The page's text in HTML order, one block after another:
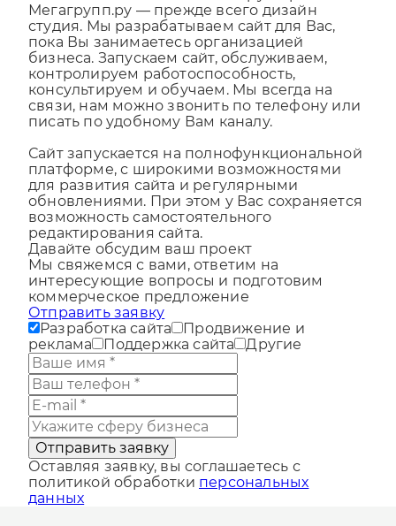
Чем вы отличаетесь от конструкторов?
Мегагрупп.ру — прежде всего дизайн
студия. Мы разрабатываем сайт для Вас,
пока Вы занимаетесь организацией
бизнеса. Запускаем сайт, обслуживаем,
контролируем работоспособность,
консультируем и обучаем. Мы всегда на
связи, нам можно звонить по телефону или
Сайт запускается на полнофункциональной
платформе, с широкими возможностями
для развития сайта и регулярными
обновлениями. При этом у Вас сохраняется
возможность самостоятельного
редактирования сайта.
Давайте обсудим ваш проект
Мы свяжемся с вами, ответим на
интересующие вопросы и подготовим
коммерческое предложение
Отправить заявку
Разработка сайта
Продвижение и
реклама
Поддержка сайта
Отправить заявку
Оставляя заявку, вы соглашаетесь с
политикой обработки